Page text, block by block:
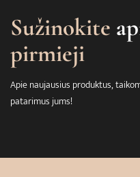
Sužinokite
pirmieji
Apie naujausius produktus,
patarimus jums!